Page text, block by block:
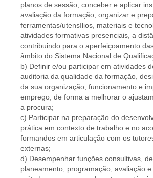
planos de sessão; conceber e aplicar
avaliação da formação; organizar e
ferramentas/utensílios, materiais e
atividades formativas presenciais, a
contribuindo para o aperfeiçoamento
âmbito do Sistema Nacional de
b) Definir e/ou participar em atividades
auditoria da qualidade da formação,
da sua organização, funcionamento e
emprego, de forma a melhorar o
a procura;
c) Participar na preparação do
prática em contexto de trabalho e no
formandos em articulação com os
externas;
d) Desempenhar funções consultivas,
planeamento, programação, avaliação